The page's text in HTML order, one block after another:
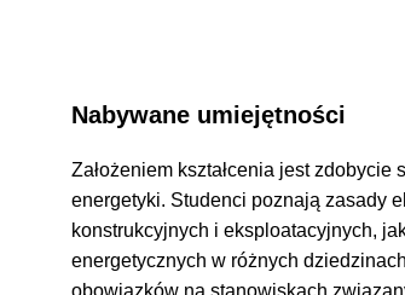
Nabywane umiejętności
Założeniem kształcenia jest zdobycie
energetyki. Studenci poznają zasady
konstrukcyjnych i eksploatacyjnych,
energetycznych w różnych
obowiązków na stanowiskach